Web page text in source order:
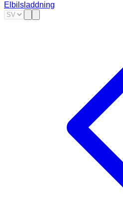
Elbilsladdning